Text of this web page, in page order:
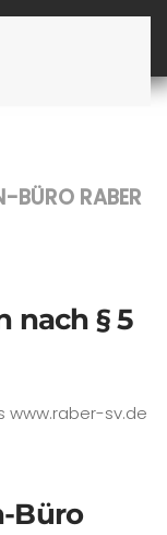
BÜRO RABER
nach § 5
www.raber-sv.de
Büro